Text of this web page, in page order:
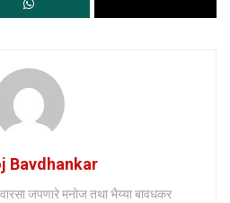
Bavdhankar
जपणारे मनोज तथा भैय्या बावधकर